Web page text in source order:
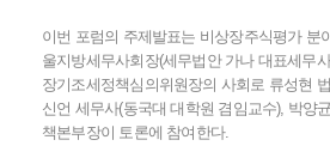
이번 포럼의 주제발표는 비상장주식평가 분
울지방세무사회장(세무법안 가나 대표세무
장기조세정책심의위원장의 사회로 류성현
신언 세무사(동국대 대학원 겸임교수), 박양
책본부장이 토론에 참여한다.